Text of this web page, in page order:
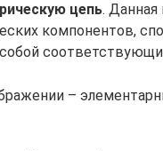
цепь. Данная
компонентов,
–